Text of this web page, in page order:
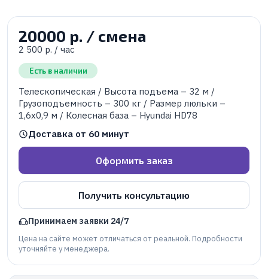
20000 р. / смена
2 500 р. / час
Есть в наличии
Телескопическая / Высота подъема – 32 м /
Грузоподъемность – 300 кг / Размер люльки –
1,6х0,9 м / Колесная база – Hyundai HD78
Доставка от 60 минут
Оформить заказ
Получить консультацию
Принимаем заявки 24/7
Цена на сайте может отличаться от реальной. Подробности
уточняйте у менеджера.